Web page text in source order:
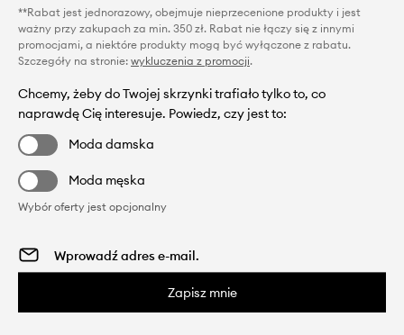
**Rabat jest jednorazowy, obejmuje nieprzecenione produkty i jest
ważny przy zakupach za min. 350 zł. Rabat nie łączy się z innymi
promocjami, a niektóre produkty mogą być wyłączone z rabatu.
Szczegóły na stronie: wykluczenia z promocji.
Chcemy, żeby do Twojej skrzynki trafiało tylko to, co
naprawdę Cię interesuje. Powiedz, czy jest to:
Moda damska
Moda męska
Wybór oferty jest opcjonalny
Zapisz mnie